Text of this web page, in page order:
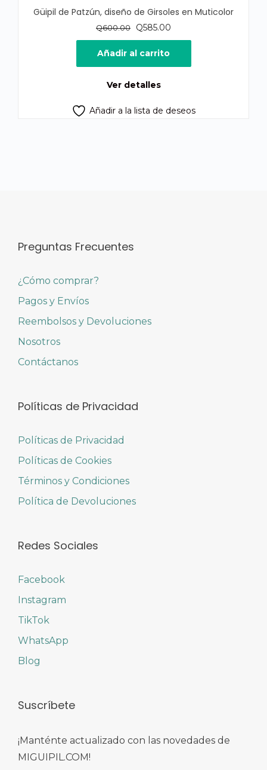
Güipil de Patzún, diseño de Girsoles en Muticolor
Q600.00
El
precio
original
era:
Q585.00
precio
es:
Añadir al carrito
Ver detalles
Añadir a la lista de deseos
Preguntas Frecuentes
¿Cómo comprar?
Pagos y Envíos
Reembolsos y Devoluciones
Nosotros
Contáctanos
Políticas de Privacidad
Políticas de Privacidad
Políticas de Cookies
Términos y Condiciones
Política de Devoluciones
Redes Sociales
Facebook
Instagram
TikTok
WhatsApp
Blog
Suscríbete
¡Manténte actualizado con las novedades de
MIGUIPIL.COM!